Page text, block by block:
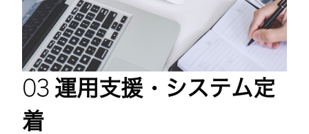
運用支援・システム定
着